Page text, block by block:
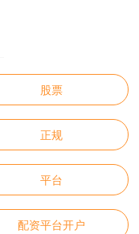
股票
正规
平台
配资平台开户